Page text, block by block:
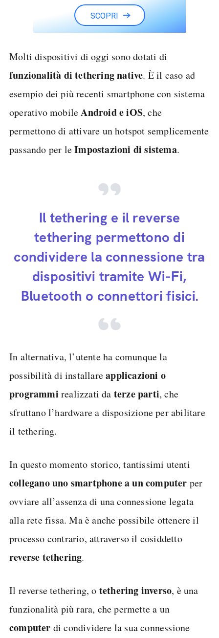
SCOPRI
Molti dispositivi di oggi sono dotati di
funzionalità di tethering native. È il caso ad
esempio dei più recenti smartphone con sistema
operativo mobileAndroid e iOS, che
permettono di attivare un hotspot semplicemente
passando per leImpostazioni di sistema.
Il tethering e il reverse
tethering permettono di
condividere la connessione tra
dispositivi tramite Wi-Fi,
Bluetooth o connettori fisici.
In alternativa, l’utente ha comunque la
possibilità di installareapplicazioni o
programmi realizzati da terze parti, che
sfruttano l’hardware a disposizione per abilitare
il tethering.
In questo momento storico, tantissimi utenti
collegano uno smartphone a un computer per
ovviare all’assenza di una connessione legata
alla rete fissa. Ma è anche possibile ottenere il
processo contrario, attraverso il cosiddetto
reverse tethering.
Il reverse tethering, o tethering inverso, è una
funzionalità più rara, che permette a un
computer di condividere la sua connessione